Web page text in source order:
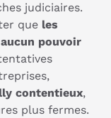
judiciaires.
que les
pouvoir
contentieux,
plus fermes.